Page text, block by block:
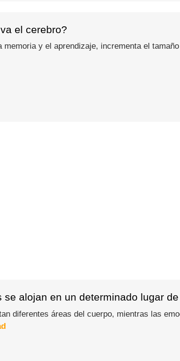
el cerebro?
y el aprendizaje, incrementa el
alojan en un determinado lugar
diferentes áreas del cuerpo, mientras las